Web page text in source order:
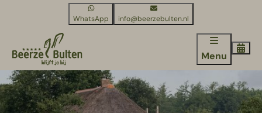
WhatsApp info@beerzebulten.nl
Menu